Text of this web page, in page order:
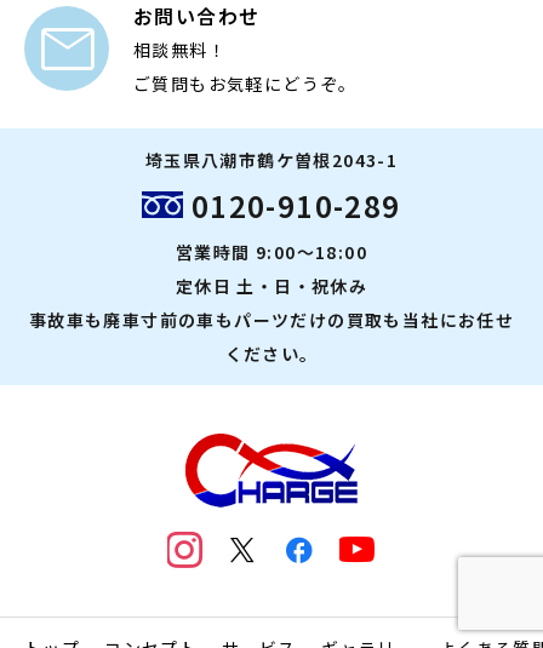
 お問い合わせ
相談無料！
ご質問もお気軽にどうぞ。
埼玉県八潮市鶴ケ曽根2043-1
0120-910-289
営業時間 9:00～18:00
定休日 土・日・祝休み
事故車も廃車寸前の車もパーツだけの買取も当社にお任せ
ください。